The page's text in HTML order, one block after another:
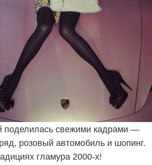
сообщества!
наш Telegram-канал, там
уведомления:
устроила фотосессию в стиле
поделилась свежими кадрами —
розовый автомобиль и шопинг.
гламура 2000-х!